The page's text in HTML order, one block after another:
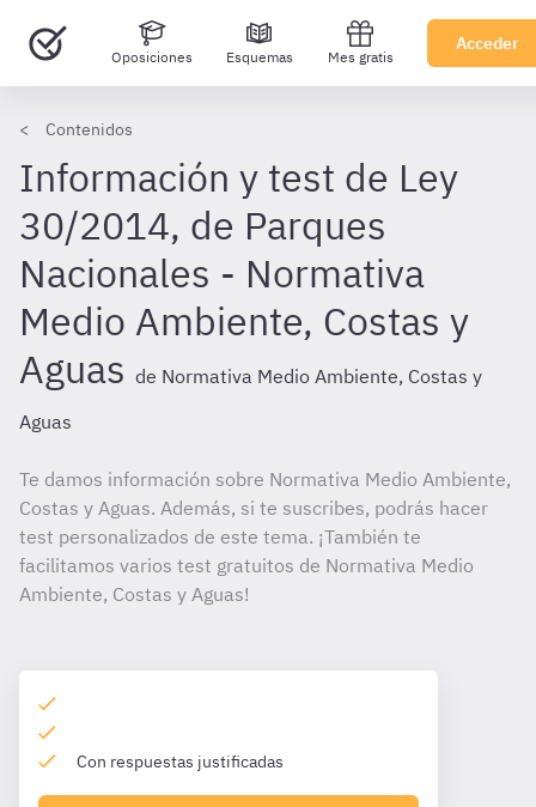
Oposiciones Esquemas Mes gratis
Acceder
Contenidos
Información y test de Ley
30/2014, de Parques
Nacionales - Normativa
Medio Ambiente, Costas y
Aguas de Normativa Medio Ambiente, Costas y
Aguas
Te damos información sobre Normativa Medio Ambiente,
Costas y Aguas. Además, si te suscribes, podrás hacer
test personalizados de este tema. ¡También te
facilitamos varios test gratuitos de Normativa Medio
Ambiente, Costas y Aguas!
Con respuestas justificadas